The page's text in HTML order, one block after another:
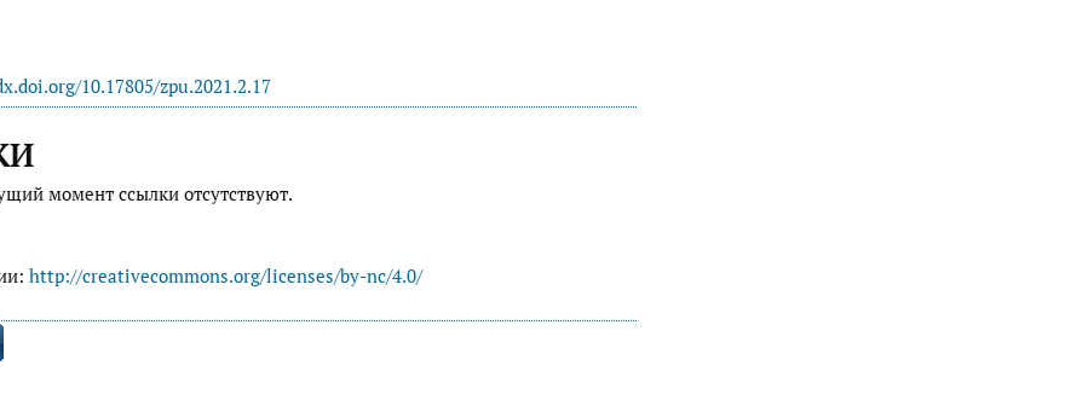
10.17805/zpu.2021.2.17
момент ссылки отсутствуют.
http://creativecommons.org/licenses/by-nc/4.0/